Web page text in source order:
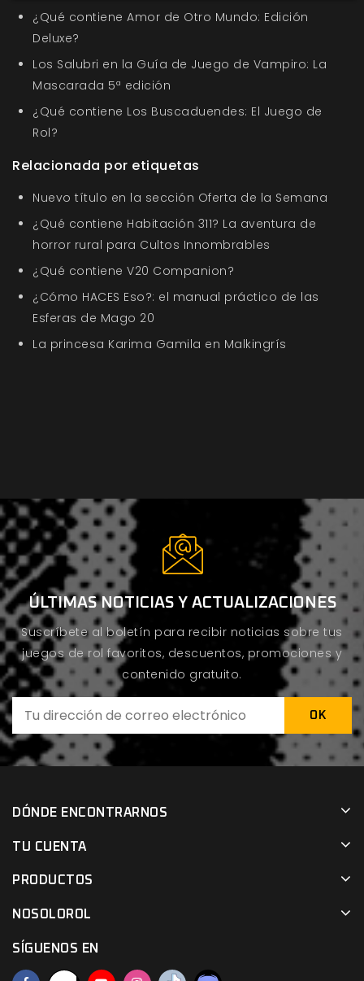
¿Qué contiene Amor de Otro Mundo: Edición
Deluxe?
Los Salubri en la Guía de Juego de Vampiro: La
Mascarada 5ª edición
¿Qué contiene Los Buscaduendes: El Juego de
Rol?
Relacionada por etiquetas
Nuevo título en la sección Oferta de la Semana
¿Qué contiene Habitación 311? La aventura de
horror rural para Cultos Innombrables
¿Qué contiene V20 Companion?
¿Cómo HACES Eso?: el manual práctico de las
Esferas de Mago 20
La princesa Karima Gamila en Malkingrís
ÚLTIMAS NOTICIAS Y ACTUALIZACIONES
Suscríbete al boletín para recibir noticias sobre tus
juegos de rol favoritos, descuentos, promociones y
contenido gratuito.
DÓNDE ENCONTRARNOS
TU CUENTA
PRODUCTOS
NOSOLOROL
SÍGUENOS EN